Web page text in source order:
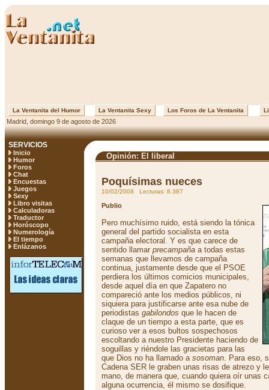
La Ventanita del Humor La Ventanita Sexy Los Foros de La Ventanita
Madrid, domingo 9 de agosto de 2026
SERVICIOS
Inicio
Humor
Foros
Chat
Encuestas
Juegos
Sexy
Libro visitas
Calculadoras
Traductor
Horóscopo
Numerología
El tiempo
Enlázanos
Opinión: El liberal
Poquísimas nueces
10/02/2008 Lecturas: 8.387
Publio
Pero muchísimo ruido, está siendo la tónica
general del partido socialista en esta
campaña electoral. Y es que carece de
sentido llamar precampaña a todas estas
semanas que llevamos de campaña
continua, justamente desde que el PSOE
perdiera los últimos comicios municipales,
desde aquel día en que Zapatero no
compareció ante los medios públicos, ni
siquiera para justificarse ante esa nube de
periodistas gabilondos que le hacen de
claque de un tiempo a esta parte, que es
curioso ver a esos bultos sospechosos
escoltando a nuestro Presidente haciendo de
soguillas y riéndole las gracietas para las
que Dios no ha llamado a sosoman. Para eso,
Cadena SER le graben unas risas de atrezo y
mano, de manera que, cuando quiera oír unas
alguna ocurrencia, él mismo se dosifique.